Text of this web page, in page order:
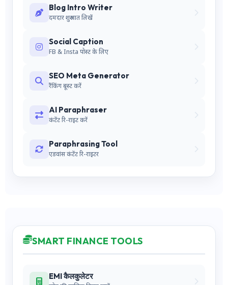
Blog Intro Writer
दमदार शुरुआत लिखें
Social Caption
FB & Insta पोस्ट के लिए
SEO Meta Generator
रैंकिंग बूस्ट करें
AI Paraphraser
कंटेंट रि-राइट करें
Paraphrasing Tool
एडवांस कंटेंट रि-राइटर
SMART FINANCE TOOLS
EMI कैलकुलेटर